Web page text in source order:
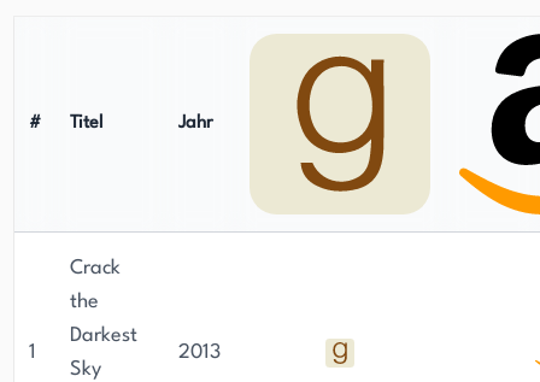
# Titel Jahr
1
Crack
the
Darkest
Sky
2013